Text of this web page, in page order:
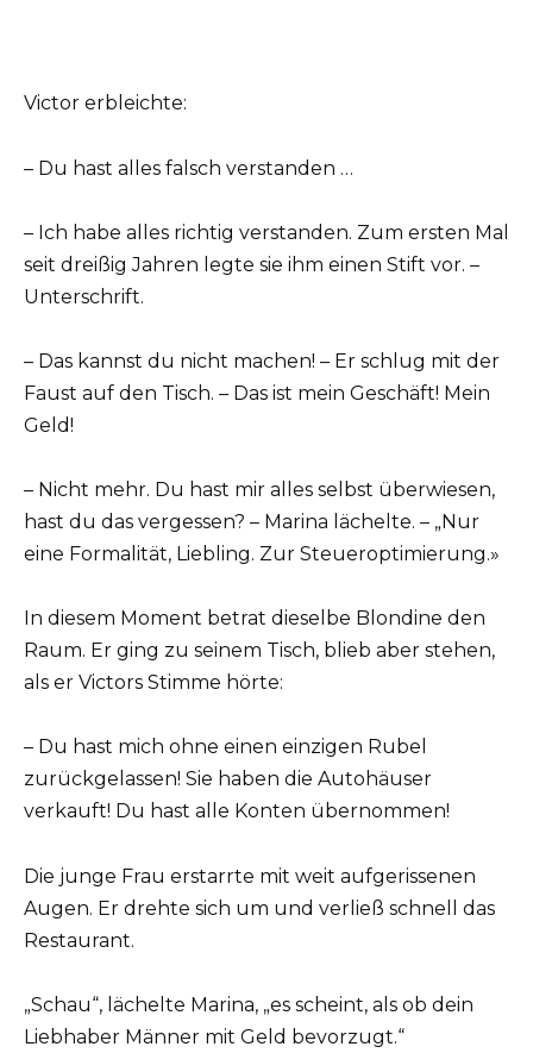
Victor erbleichte:
– Du hast alles falsch verstanden …
– Ich habe alles richtig verstanden. Zum ersten Mal
seit dreißig Jahren legte sie ihm einen Stift vor. –
Unterschrift.
– Das kannst du nicht machen! – Er schlug mit der
Faust auf den Tisch. – Das ist mein Geschäft! Mein
Geld!
– Nicht mehr. Du hast mir alles selbst überwiesen,
hast du das vergessen? – Marina lächelte. – „Nur
eine Formalität, Liebling. Zur Steueroptimierung.»
In diesem Moment betrat dieselbe Blondine den
Raum. Er ging zu seinem Tisch, blieb aber stehen,
als er Victors Stimme hörte:
– Du hast mich ohne einen einzigen Rubel
zurückgelassen! Sie haben die Autohäuser
verkauft! Du hast alle Konten übernommen!
Die junge Frau erstarrte mit weit aufgerissenen
Augen. Er drehte sich um und verließ schnell das
Restaurant.
„Schau“, lächelte Marina, „es scheint, als ob dein
Liebhaber Männer mit Geld bevorzugt.“